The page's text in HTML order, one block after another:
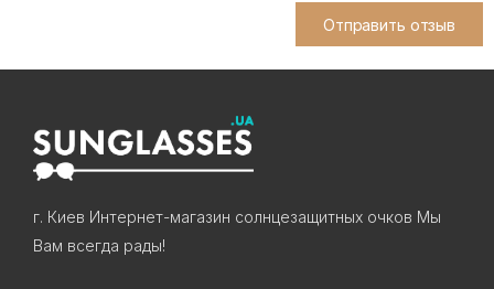
Отправить отзыв
г. Киев Интернет-магазин солнцезащитных очков Мы
Вам всегда рады!